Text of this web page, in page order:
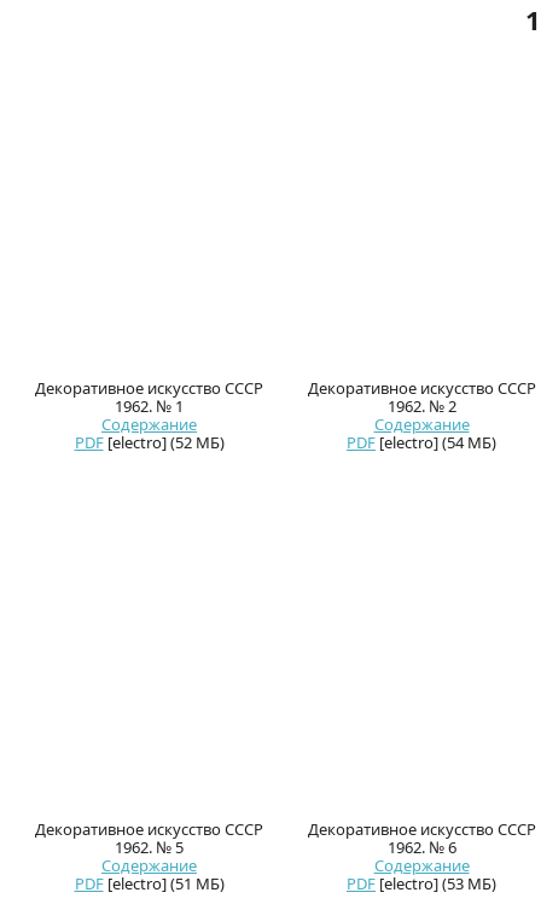
Декоративное искусство СССР
1962. № 1
Содержание
PDF[electro] (52 МБ)
Декоративное искусство СССР
1962. № 2
Содержание
PDF [electro] (54 МБ)
Декоративное искусство СССР
1962. № 5
Содержание
PDF[electro] (51 МБ)
Декоративное искусство СССР
1962. № 6
Содержание
PDF [electro] (53 МБ)